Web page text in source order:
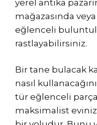
yerel antika
mağazasında
eğlenceli
rastlayabilirsiniz.
Bir tane bulacak
nasıl
tür eğlenceli
maksimalist